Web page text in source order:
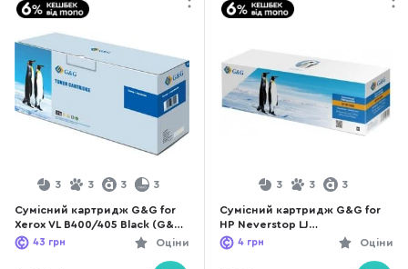
3 3 3 3
Сумісний картридж G&G for
Xerox VL B400/405 Black (G&G-
106R03585)
Оціни
43 грн
3 3 3
Сумісний картридж G&G for
HP Neverstop LJ
1000a/1000w/1200a/1200w
Black (G&G-W1103A)
Оціни
4 грн